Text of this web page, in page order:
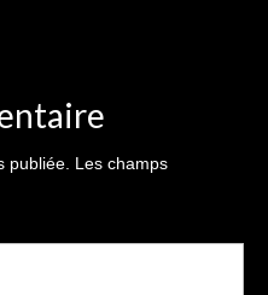
2
publiée. Les champs